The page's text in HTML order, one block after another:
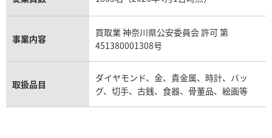
事業内容
買取業 神奈川県公安委員会 許可 第
451380001308号
取扱品目
ダイヤモンド、金、貴金属、時計、バッ
グ、切手、古銭、食器、骨董品、絵画等